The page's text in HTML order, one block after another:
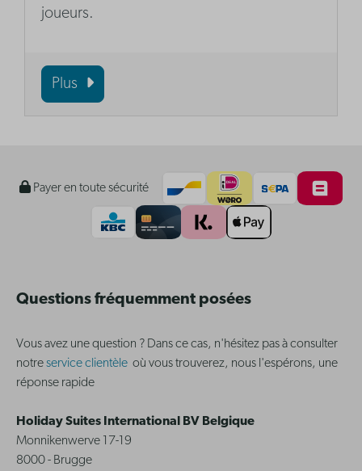
joueurs.
Plus
Payer en toute sécurité
Questions fréquemment posées
Vous avez une question ? Dans ce cas, n'hésitez pas à consulter
notreservice clientèle où vous trouverez, nous l'espérons, une
réponse rapide
Holiday Suites International BV Belgique
Monnikenwerve 17-19
8000 - Brugge